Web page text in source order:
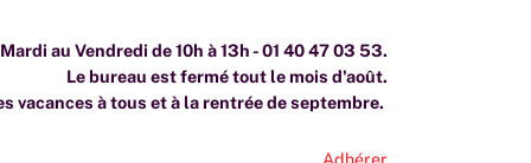
au Vendredi de 10h à 13h - 01 40 47 03 53.
Le bureau est fermé tout le mois d'août.
vacances à tous et à la rentrée de septembre.
Adhérer